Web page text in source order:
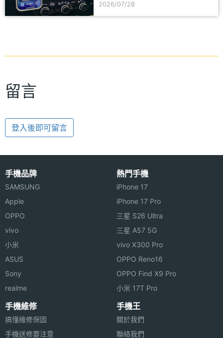
2026/07/28
留言
登入後即可留言
手機品牌
SAMSUNG
Apple
OPPO
vivo
小米
ASUS
Sony
realme
熱門手機
iPhone 17
iPhone 17 Pro
三星 S26 Ultra
三星 A57 5G
vivo X300 Pro
OPPO Reno16
OPPO Find X9 Pro
小米 17T Pro
手機維修
搞懂維修保固
手機送修要注意
手機王
關於我們
聯絡我們